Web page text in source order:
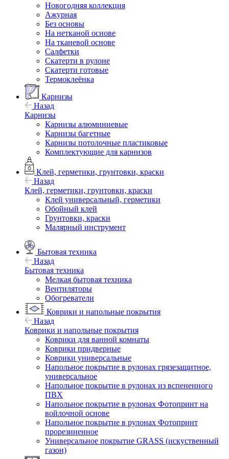
Новогодняя коллекция
Ажурная
Без основы
На нетканой основе
На тканевой основе
Салфетки
Скатерти в рулоне
Скатерти готовые
Термоклеёнка
Карнизы
Назад
Карнизы
Карнизы алюминиевые
Карнизы багетные
Карнизы потолочные пластиковые
Комплектующие для карнизов
Клей, герметики, грунтовки, краски
Назад
Клей, герметики, грунтовки, краски
Клей универсальный, герметики
Обойный клей
Грунтовки, краски
Малярный инструмент
Бытовая техника
Назад
Бытовая техника
Мелкая бытовая техника
Вентиляторы
Обогреватели
Коврики и напольные покрытия
Назад
Коврики и напольные покрытия
Коврики для ванной комнаты
Коврики придверные
Коврики универсальные
Напольное покрытие в рулонах грязезащитное,
универсальное
Напольное покрытие в рулонах из вспененного
ПВХ
Напольное покрытие в рулонах Фотопринт на
войлочной основе
Напольное покрытие в рулонах Фотопринт
прорезиненное
Универсальное покрытие GRASS (искуственный
газон)